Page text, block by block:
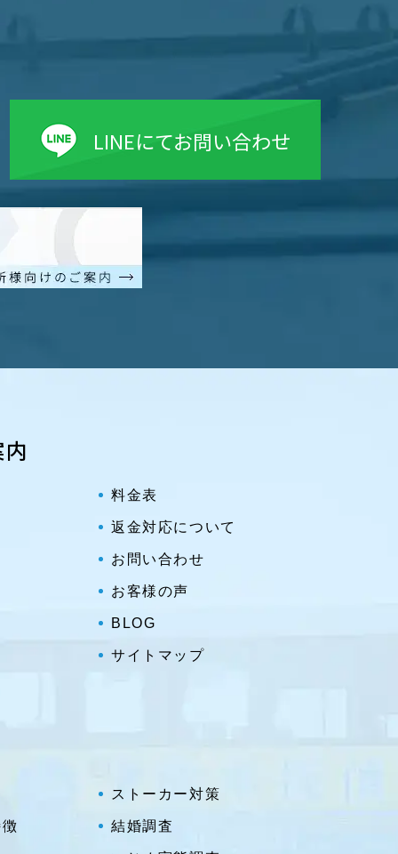
LINEにてお問い合わせ
料金表
返金対応について
お問い合わせ
お客様の声
BLOG
サイトマップ
ストーカー対策
結婚調査